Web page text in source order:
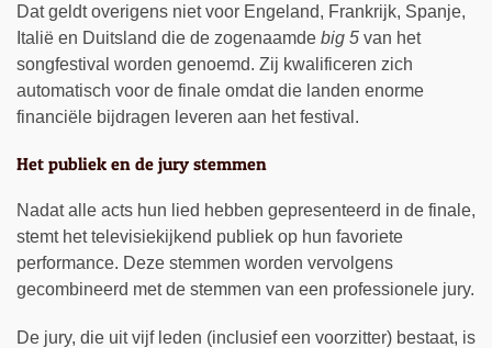
Dat geldt overigens niet voor Engeland, Frankrijk, Spanje,
Italië en Duitsland die de zogenaamde big 5 van het
songfestival worden genoemd. Zij kwalificeren zich
automatisch voor de finale omdat die landen enorme
financiële bijdragen leveren aan het festival.
Het publiek en de jury stemmen
Nadat alle acts hun lied hebben gepresenteerd in de finale,
stemt het televisiekijkend publiek op hun favoriete
performance. Deze stemmen worden vervolgens
gecombineerd met de stemmen van een professionele jury.
De jury, die uit vijf leden (inclusief een voorzitter) bestaat, is